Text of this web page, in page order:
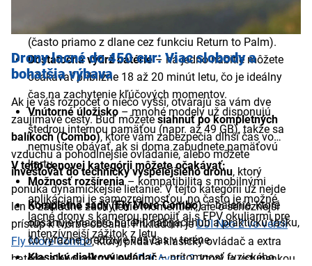
kamerou sú navrhnuté tak, aby sa zmestili do batohu a
boli pripravené na štart v priebehu niekoľkých sekúnd
(často priamo z dlane cez funkciu Return to Palm).
Dostatočná výdrž batérie– na jedno nabitie môžete
očakávať približne 18 až 20 minút letu, čo je ideálny
čas na zachytenie kľúčových momentov.
Vnútorné úložisko – mnohé modely už disponujú
štedrou internou pamäťou (napr. až 49 GB), takže sa
nemusíte obávať, ak si doma zabudnete pamäťovú
kartu.
Možnosť rozšírenia– kompatibilita s mobilnými
aplikáciami je samozrejmosťou, no často je možné
lacné drony s kamerou prepojiť aj s FPV okuliarmi pre
intenzívnejší zážitok z letu.
Drony lacné do 450 eur: Viac slobody a
bohatšia výbava
Ak je váš rozpočet o niečo vyšší, otvárajú sa vám dve
zaujímavé cesty. Buď môžetesiahnuť po kompletných
balíkoch (Combo), ktoré vám zabezpečia dlhší čas vo
vzduchu a pohodlnejšie ovládanie, alebo môžete
investovať do technicky vyspelejšieho dronu, ktorý
ponúka dynamickejšie lietanie. V tejto kategórii už nejde
len o základné zachytenie momentiek, ale o serióznejší
prístup k tvorbe obsahu. Príkladom jeDJI Neo 2 vo verzii
Fly More Combo, ktorý pridáva klasický ovládač a extra
batérie, alebo pokročilejšíDJI Avata 2, ktorý je vstupenkou
V tejto cenovej kategórii môžete očakávať:
Kompletné sady (Fly More Combo)– balenie, ktoré
obsahuje viacero batérií, nabíjací hub a praktickú tašku,
čo výrazne predlžuje váš čas v teréne.
Klasický diaľkový ovládač– prítomnosť fyzického